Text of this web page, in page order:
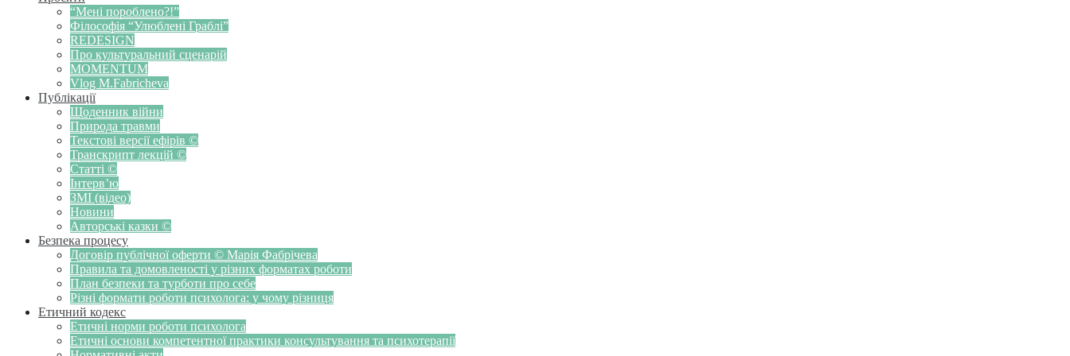
“Мені пороблено?!”
Філософія “Улюблені Граблі”
REDESIGN
Про культуральний сценарій
MOMENTUM
Vlog M.Fabricheva
Публікації
Щоденник війни
Природа травми
Текстові версії ефірів ©
Транскрипт лекцій ©
Статті ©
Інтерв’ю
ЗМІ (відео)
Новини
Авторські казки ©
Безпека процесу
Договір публічної оферти © Марія Фабрічева
Правила та домовленості у різних форматах роботи
План безпеки та турботи про себе
Різні формати роботи психолога: у чому різниця
Етичний кодекс
Етичні норми роботи психолога
Етичні основи компетентної практики консультування та психотерапії